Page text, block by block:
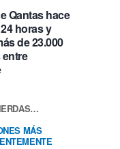
Qantas hace
horas y
de 23.000
MÁS